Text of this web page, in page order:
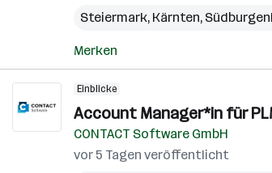
Steiermark, Kärnten,
Merken
Einblicke
Account Manager*in für
CONTACT Software GmbH
vor 5 Tagen veröffentlicht